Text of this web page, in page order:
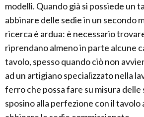
modelli. Quando già si possiede un
abbinare delle sedie in un secondo
ricerca è ardua: è necessario
riprendano almeno in parte alcune
tavolo, spesso quando ciò non
ad un artigiano specializzato nella
ferro che possa fare su misura delle
sposino alla perfezione con il tavolo